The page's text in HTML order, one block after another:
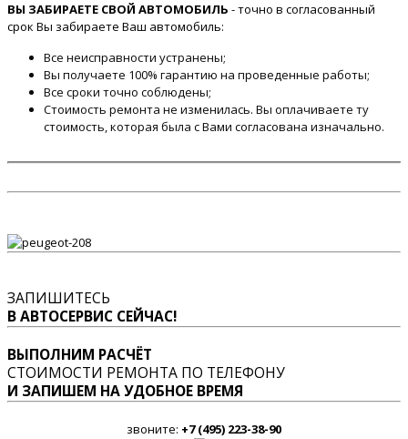
ВЫ ЗАБИРАЕТЕ СВОЙ АВТОМОБИЛЬ - точно в согласованный
срок Вы забираете Ваш автомобиль:
Все неисправности устранены;
Вы получаете 100% гарантию на проведенные работы;
Все сроки точно соблюдены;
Стоимость ремонта не изменилась. Вы оплачиваете ту
стоимость, которая была с Вами согласована изначально.
ЗАПИШИТЕСЬ
В АВТОСЕРВИС СЕЙЧАС!
ВЫПОЛНИМ РАСЧЁТ
СТОИМОСТИ РЕМОНТА ПО ТЕЛЕФОНУ
И ЗАПИШЕМ НА УДОБНОЕ ВРЕМЯ
звоните: +7 (495) 223-38-90